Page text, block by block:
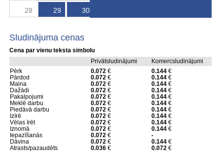
28 29 30
Sludinājuma cenas
Cena par vienu teksta simbolu
Privātsludinājumi
Komercsludinājumi
Pērk
0.072€ 0.144€
Pārdod
0.072€ 0.144€
Maina
0.072€ 0.144€
Dažādi
0.072€ 0.144€
Pakalpojumi
0.072€ 0.144€
Meklē darbu
0.072€ 0.144€
Piedāvā darbu
0.072€ 0.144€
Izīrē
0.072€ 0.144€
Vēlas īrēt
0.072€ 0.144€
Iznomā
0.072€ 0.144€
Iepazīšanās
0.072€
-
Dāvina
0.072€ 0.144€
Atrasts/pazaudēts
0.036€ 0.072€